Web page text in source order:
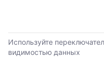
последние
6
месяцев.
Используйте
видимостью данных